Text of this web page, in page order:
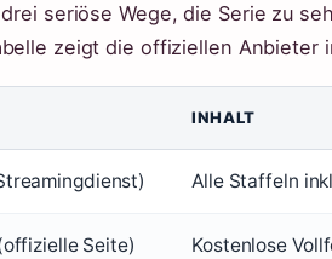
seriöse Wege, die Serie zu
zeigt die offiziellen Anbieter
INHALT
Alle Staffeln
Seite) Kostenlose